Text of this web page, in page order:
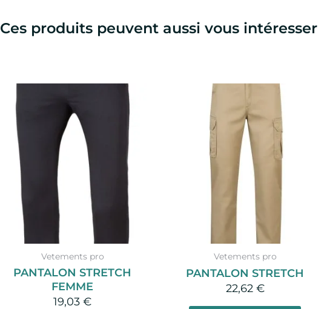
Ces produits peuvent aussi vous intéresser
Vetements pro
PANTALON STRETCH
FEMME
19,03 €
Vetements pro
PANTALON STRETCH
22,62 €